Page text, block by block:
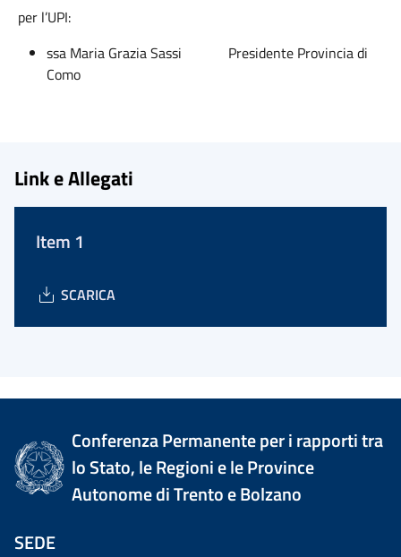
per l’UPI:
ssa Maria Grazia Sassi Presidente Provincia di
Como
Link e Allegati
Item 1
SCARICA
Conferenza Permanente per i rapporti tra
lo Stato, le Regioni e le Province
Autonome di Trento e Bolzano
SEDE